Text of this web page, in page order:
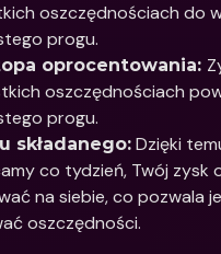
oszczędnościach do
progu.
oprocentowania:
oszczędnościach
progu.
składanego: Dzięki
co tydzień, Twój zysk
na siebie, co pozwala
oszczędności.